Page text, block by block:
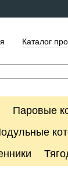
Каталог
Паровые